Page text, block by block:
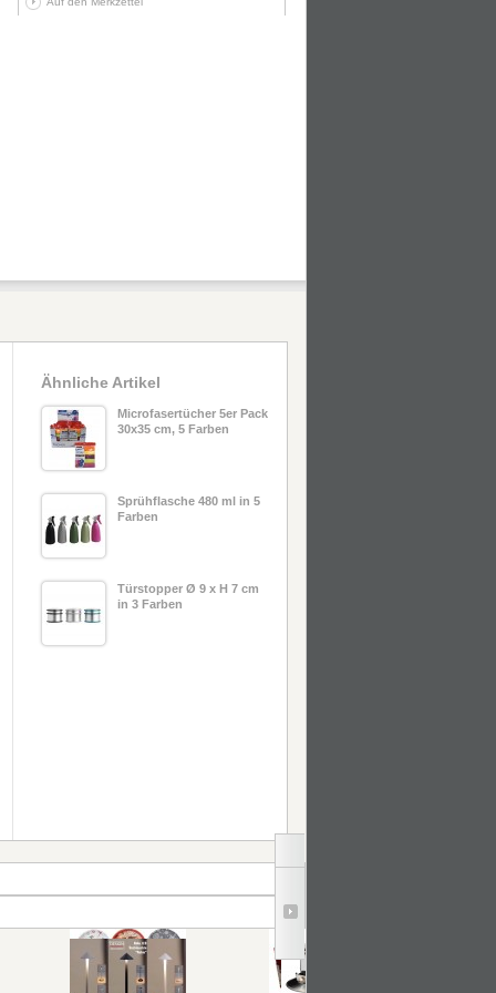
Ähnliche Artikel
Microfasertücher 5er Pack
30x35 cm, 5 Farben
Sprühflasche 480 ml in 5
Farben
Türstopper Ø 9 x H 7 cm
in 3 Farben